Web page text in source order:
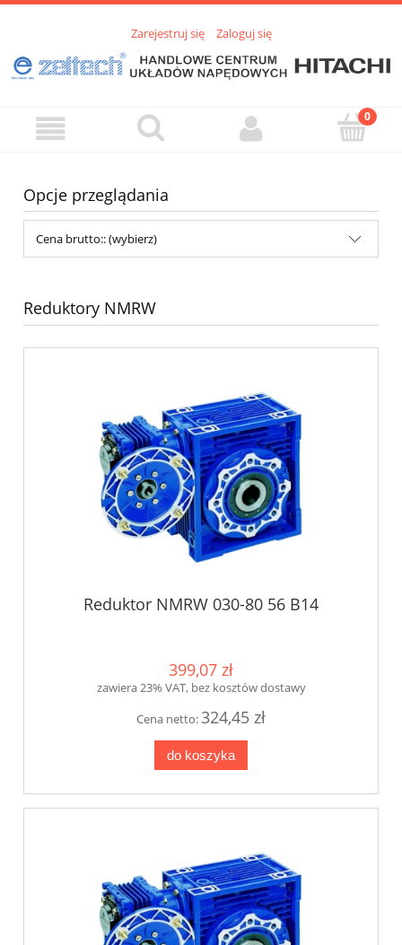
Zarejestruj się Zaloguj się
Opcje przeglądania
Cena brutto:: (wybierz)
Reduktory NMRW
Reduktor NMRW 030-80 56 B14
399,07 zł
zawiera 23% VAT, bez kosztów dostawy
Cena netto:324,45 zł
do koszyka